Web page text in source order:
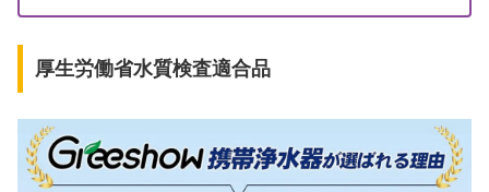
厚生労働省水質検査適合品